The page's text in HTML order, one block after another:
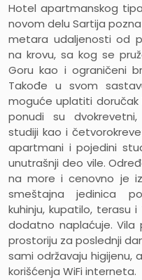
Hotel apartmanskog
novom delu Sartija
metara udaljenosti od
na krovu, sa kog se
Goru kao i ograničeni
Takođe u svom
moguće uplatiti doručak
ponudi su
studiji kao i
apartmani i pojedini
unutrašnji deo vile.
na more i cenovno je
smeštajna jedinica
kuhinju, kupatilo, terasu
dodatno naplaćuje.
prostoriju za poslednji
sami održavaju
korišćenja WiFi interneta.